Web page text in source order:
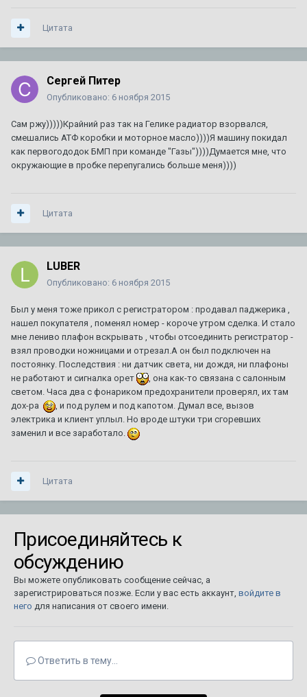
Цитата
Сергей Питер
Опубликовано: 6 ноября 2015
Сам ржу)))))Крайний раз так на Гелике радиатор взорвался,
смешались АТФ коробки и моторное масло))))Я машину покидал
как первогододок БМП при команде "Газы"))))Думается мне, что
окружающие в пробке перепугались больше меня))))
Цитата
LUBER
Опубликовано: 6 ноября 2015
Был у меня тоже прикол с регистратором : продавал паджерика ,
нашел покупателя , поменял номер - короче утром сделка. И стало
мне лениво плафон вскрывать , чтобы отсоединить регистратор -
взял проводки ножницами и отрезал.А он был подключен на
постоянку. Последствия : ни датчик света, ни дождя, ни плафоны
не работают и сигналка орет
, она как-то связана с салонным
светом. Часа два с фонариком предохранители проверял, их там
дох-ра
, и под рулем и под капотом. Думал все, вызов
электрика и клиент уплыл. Но вроде штуки три сгоревших
заменил и все заработало.
Цитата
Присоединяйтесь к
обсуждению
Вы можете опубликовать сообщение сейчас, а
зарегистрироваться позже. Если у вас есть аккаунт, войдите в
него для написания от своего имени.
Ответить в тему...